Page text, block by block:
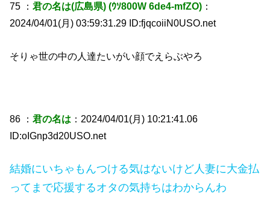
75 ：君の名は(広島県) (ｳｿ800W 6de4-mfZO) ：
2024/04/01(月) 03:59:31.29 ID:fjqcoiiN0USO.net
そりゃ世の中の人達たいがい顔でえらぶやろ
86 ：君の名は ：2024/04/01(月) 10:21:41.06
ID:oIGnp3d20USO.net
結婚にいちゃもんつける気はないけど人妻に大金払
ってまで応援するオタの気持ちはわからんわ